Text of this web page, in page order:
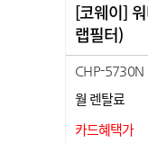
[코웨이]
랩필터)
CHP-5730N
월 렌탈료
카드혜택가